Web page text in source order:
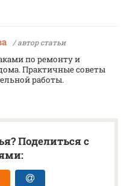
/ автор статьи
по ремонту и
Практичные советы
работы.
Поделиться с